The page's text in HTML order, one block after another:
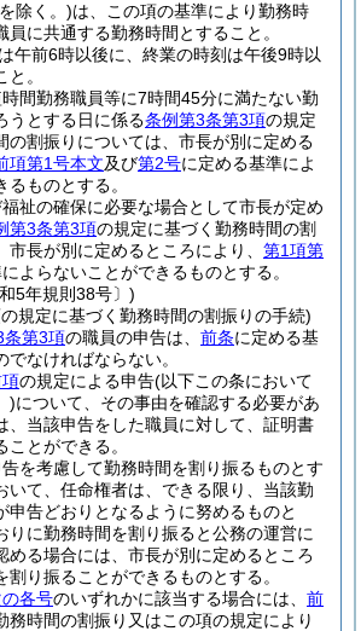
除く。)は、この項の基準により勤務時
員に共通する勤務時間とすること。
午前6時以後に、終業の時刻は午後9時以
。
間勤務職員等に7時間45分に満たない勤
うとする日に係る条例第3条第3項の規定
の割振りについては、市長が別に定める
項第1号本文及び第2号に定める基準によ
るものとする。
祉の確保に必要な場合として市長が定め
第3条第3項の規定に基づく勤務時間の割
市長が別に定めるところにより、 第1項第
よらないことができるものとする。
5年規則38号〕)
規定に基づく勤務時間の割振りの手続)
条第3項の職員の申告は、 前条に定める基
なければならない。
の規定による申告(以下この条において
)について、その事由を確認する必要があ
、当該申告をした職員に対して、証明書
とができる。
を考慮して勤務時間を割り振るものとす
いて、任命権者は、できる限り、当該勤
申告どおりとなるように努めるものと
りに勤務時間を割り振ると公務の運営に
める場合には、市長が別に定めるところ
割り振ることができるものとする。
の各号のいずれかに該当する場合には、 前
務時間の割振り又はこの項の規定により